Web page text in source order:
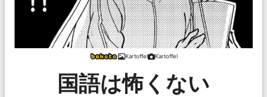
Kartoffel Kartoffel
国語は怖くない